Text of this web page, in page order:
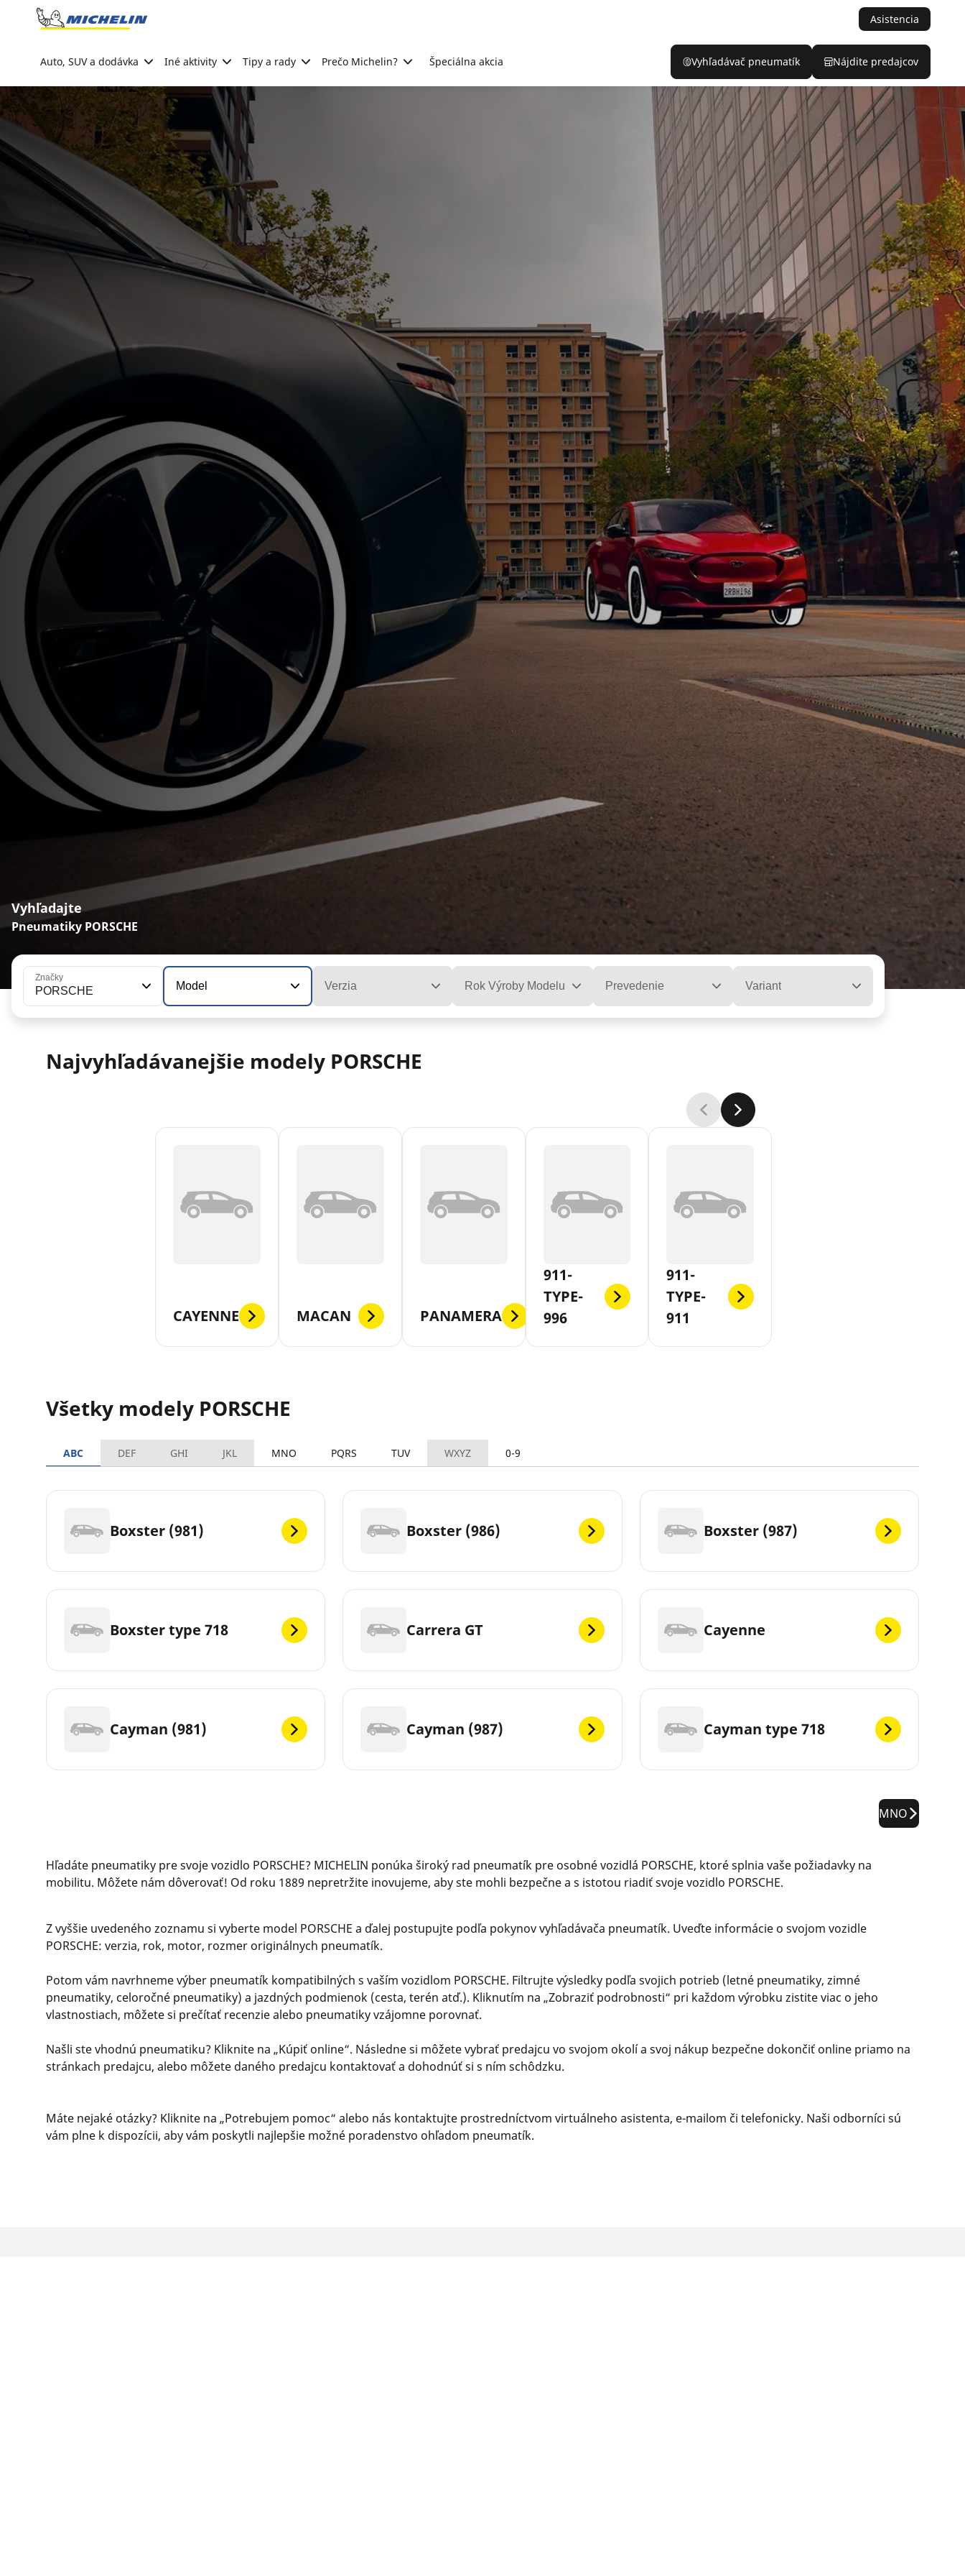
Go to page content
Asistencia
Auto, SUV a dodávka Iné aktivity Tipy a rady Prečo Michelin? Špeciálna akcia Vyhľadávač pneumatík Nájdite predajcov
Vyhľadajte
Pneumatiky PORSCHE
Značky
PORSCHE Model Verzia Rok Výroby Modelu Prevedenie Variant
Najvyhľadávanejšie modely PORSCHE
CAYENNE MACAN PANAMERA
911-
TYPE-
996
911-
TYPE-
911
Všetky modely PORSCHE
ABC DEF GHI JKL MNO PQRS TUV WXYZ 0-9
Boxster (981) Boxster (986) Boxster (987)
Boxster type 718 Carrera GT Cayenne
Cayman (981) Cayman (987) Cayman type 718
MNO
Hľadáte pneumatiky pre svoje vozidlo PORSCHE? MICHELIN ponúka široký rad pneumatík pre osobné vozidlá PORSCHE, ktoré splnia vaše požiadavky na
mobilitu. Môžete nám dôverovať! Od roku 1889 nepretržite inovujeme, aby ste mohli bezpečne a s istotou riadiť svoje vozidlo PORSCHE.
Z vyššie uvedeného zoznamu si vyberte model PORSCHE a ďalej postupujte podľa pokynov vyhľadávača pneumatík. Uveďte informácie o svojom vozidle
PORSCHE: verzia, rok, motor, rozmer originálnych pneumatík.
Potom vám navrhneme výber pneumatík kompatibilných s vaším vozidlom PORSCHE. Filtrujte výsledky podľa svojich potrieb (letné pneumatiky, zimné
pneumatiky, celoročné pneumatiky) a jazdných podmienok (cesta, terén atď.). Kliknutím na „Zobraziť podrobnosti“ pri každom výrobku zistite viac o jeho
vlastnostiach, môžete si prečítať recenzie alebo pneumatiky vzájomne porovnať.
Našli ste vhodnú pneumatiku? Kliknite na „Kúpiť online“. Následne si môžete vybrať predajcu vo svojom okolí a svoj nákup bezpečne dokončiť online priamo na
stránkach predajcu, alebo môžete daného predajcu kontaktovať a dohodnúť si s ním schôdzku.
Máte nejaké otázky? Kliknite na „Potrebujem pomoc“ alebo nás kontaktujte prostredníctvom virtuálneho asistenta, e-mailom či telefonicky. Naši odborníci sú
vám plne k dispozícii, aby vám poskytli najlepšie možné poradenstvo ohľadom pneumatík.